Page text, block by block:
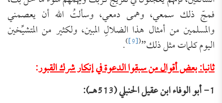
فمجّ ذلك سمعي، وهمى دمعي، وسألتُ الله أن يعصمني
والمسلمين من أمثال هذا الضلالِ المبين، ولكثير من المتشيِّخين
اليوم كلمات مثل ذلك”(
[9]
)
.
ثانيا: بعض أقوال من سبقوا الدعوةفي إنكار شرك القبور:
1- أبو الوفاء ابن عقيل الحنبلي (513هـ):